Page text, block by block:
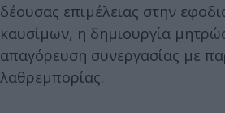
δέουσας επιμέλειας στην
καυσίμων, η δημιουργία
απαγόρευση συνεργασίας με
λαθρεμπορίας.